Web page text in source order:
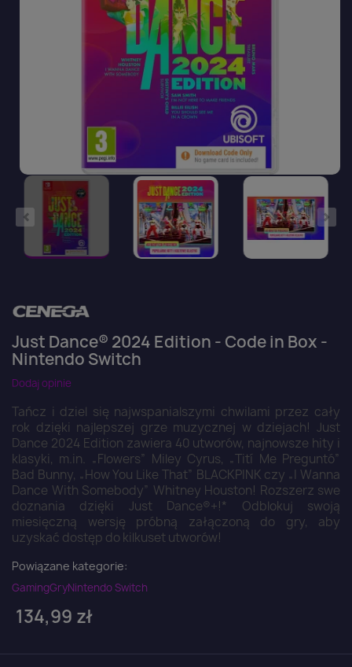
Just Dance® 2024 Edition - Code in Box -
Nintendo Switch
Dodaj opinie
Tańcz i dziel się najwspanialszymi chwilami przez cały
rok dzięki najlepszej grze muzycznej w dziejach! Just
Dance 2024 Edition zawiera 40 utworów, najnowsze hity i
klasyki, m.in. „Flowers” Miley Cyrus, „Tití Me Preguntó”
Bad Bunny, „How You Like That” BLACKPINK czy „I Wanna
Dance With Somebody” Whitney Houston! Rozszerz swe
doznania dzięki Just Dance®+!* Odblokuj swoją
miesięczną wersję próbną załączoną do gry, aby
uzyskać dostęp do kilkuset utworów!
Powiązane kategorie:
GamingGryNintendo Switch
134,99 zł